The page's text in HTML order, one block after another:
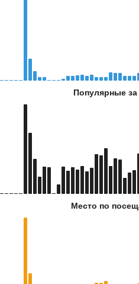
Популярные
Место по